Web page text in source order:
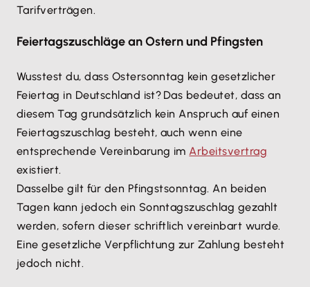
Tarifverträgen.
Feiertagszuschläge an Ostern und Pfingsten
Wusstest du, dass Ostersonntag kein gesetzlicher
Feiertag in Deutschland ist? Das bedeutet, dass an
diesem Tag grundsätzlich kein Anspruch auf einen
Feiertagszuschlag besteht, auch wenn eine
entsprechende Vereinbarung imArbeitsvertrag
existiert.
Dasselbe gilt für den Pfingstsonntag. An beiden
Tagen kann jedoch ein Sonntagszuschlag gezahlt
werden, sofern dieser schriftlich vereinbart wurde.
Eine gesetzliche Verpflichtung zur Zahlung besteht
jedoch nicht.